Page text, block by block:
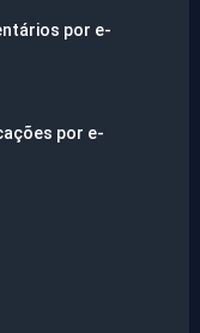
por e-
por e-